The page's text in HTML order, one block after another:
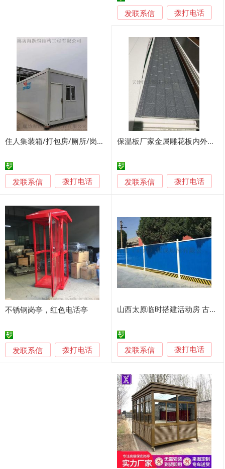
发联系信 拨打电话
住人集装箱/打包房/厕所/岗亭选-四海箱式房
发联系信 拨打电话
保温板厂家金属雕花板内外墙装饰板别墅岗亭保温一体板
发联系信 拨打电话
不锈钢岗亭，红色电话亭
发联系信 拨打电话
山西太原临时搭建活动房 古交彩钢房 岗亭 围挡护栏
发联系信 拨打电话